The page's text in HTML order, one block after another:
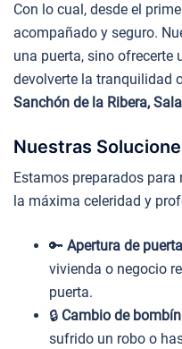
Con lo cual, desde el
acompañado y seguro.
una puerta, sino ofrecerte
devolverte la tranquilidad
Sanchón de la Ribera,
Nuestras
Estamos preparados
la máxima celeridad y
🔑 Apertura de
vivienda o negocio
puerta.
🔒 Cambio de
sufrido un robo o